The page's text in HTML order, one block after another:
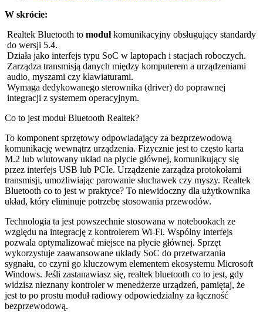
W skrócie:
Realtek Bluetooth to modułkomunikacyjny obsługujący standardy
do wersji 5.4.
Działa jako interfejs typu SoC w laptopach i stacjach roboczych.
Zarządza transmisją danych między komputerem a urządzeniami
audio, myszami czy klawiaturami.
Wymaga dedykowanego sterownika (driver) do poprawnej
integracji z systemem operacyjnym.
Co to jest moduł Bluetooth Realtek?
To komponent sprzętowy odpowiadający za bezprzewodową
komunikację wewnątrz urządzenia. Fizycznie jest to często karta
M.2 lub wlutowany układ na płycie głównej, komunikujący się
przez interfejs USB lub PCIe. Urządzenie zarządza protokołami
transmisji, umożliwiając parowanie słuchawek czy myszy. Realtek
Bluetooth co to jest w praktyce? To niewidoczny dla użytkownika
układ, który eliminuje potrzebę stosowania przewodów.
Technologia ta jest powszechnie stosowana w notebookach ze
względu na integrację z kontrolerem Wi-Fi. Wspólny interfejs
pozwala optymalizować miejsce na płycie głównej. Sprzęt
wykorzystuje zaawansowane układy SoC do przetwarzania
sygnału, co czyni go kluczowym elementem ekosystemu Microsoft
Windows. Jeśli zastanawiasz się, realtek bluetooth co to jest, gdy
widzisz nieznany kontroler w menedżerze urządzeń, pamiętaj, że
jest to po prostu moduł radiowy odpowiedzialny za łączność
bezprzewodową.